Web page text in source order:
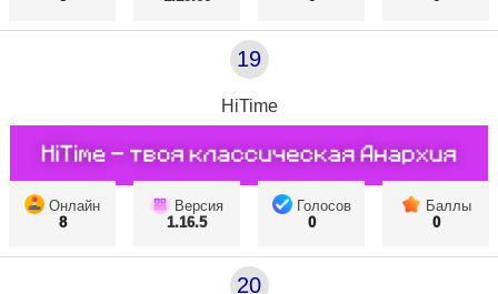
19
HiTime
Онлайн
8
Версия
1.16.5
Голосов
0
Баллы
0
20